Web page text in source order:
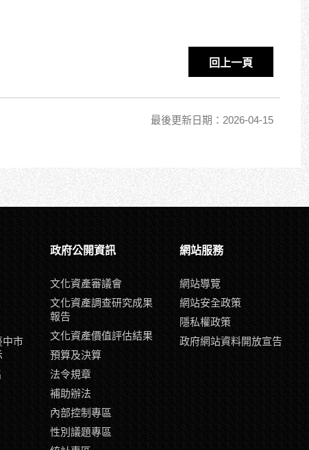
回上一頁
最後更新日期：2026-04-15
市
政府公開資訊
文化資產審議會
文化資產調查研究成果
報告
文化資產價值評估結果
預算及決算
法令規章
補助辦法
內部控制專區
性別議題專區
網站服務
網站導覽
網站安全政策
隱私權政策
政府網站資料開放宣告